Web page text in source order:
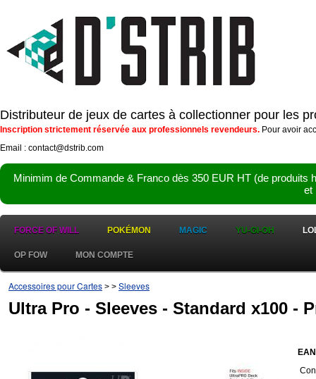
Distributeur de jeux de cartes à collectionner pour les
Inscription strictement réservée aux professionnels revendeurs. Pour avoir
Email : contact@dstrib.com
Minimim de Commande & Franco dès 350 EUR HT (de
et
FORCE OF WILL POKÉMON MAGIC YU-GI-OH
OP FOW MON COMPTE
Accessoires pour Cartes > > Sleeves
Ultra Pro - Sleeves - Standard x100 -